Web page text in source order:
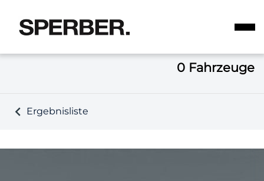
0 Fahrzeuge
Ergebnisliste